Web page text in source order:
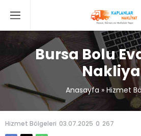
Bursa Bolu
Anasayfa» Hizmet
Hizmet Bölgeleri 03.07.2025 0 267